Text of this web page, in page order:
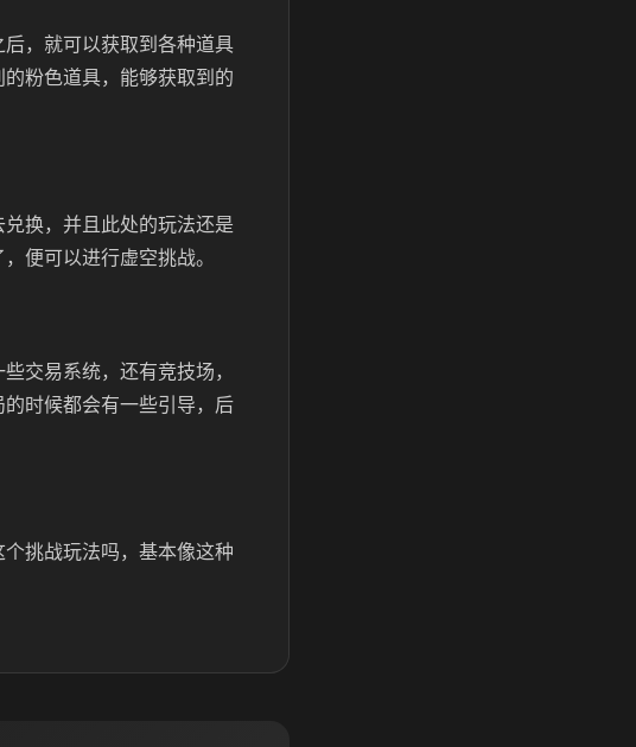
，就可以获取到各种道具
粉色道具，能够获取到的
换，并且此处的玩法还是
便可以进行虚空挑战。
交易系统，还有竞技场，
时候都会有一些引导，后
挑战玩法吗，基本像这种